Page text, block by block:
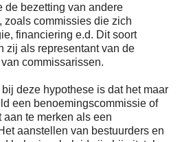
de bezetting van andere
zoals commissies die zich
financiering e.d. Dit soort
zij als representant van de
commissarissen.
deze hypothese is dat het maar
een benoemingscommissie of
te merken als een
aanstellen van bestuurders en